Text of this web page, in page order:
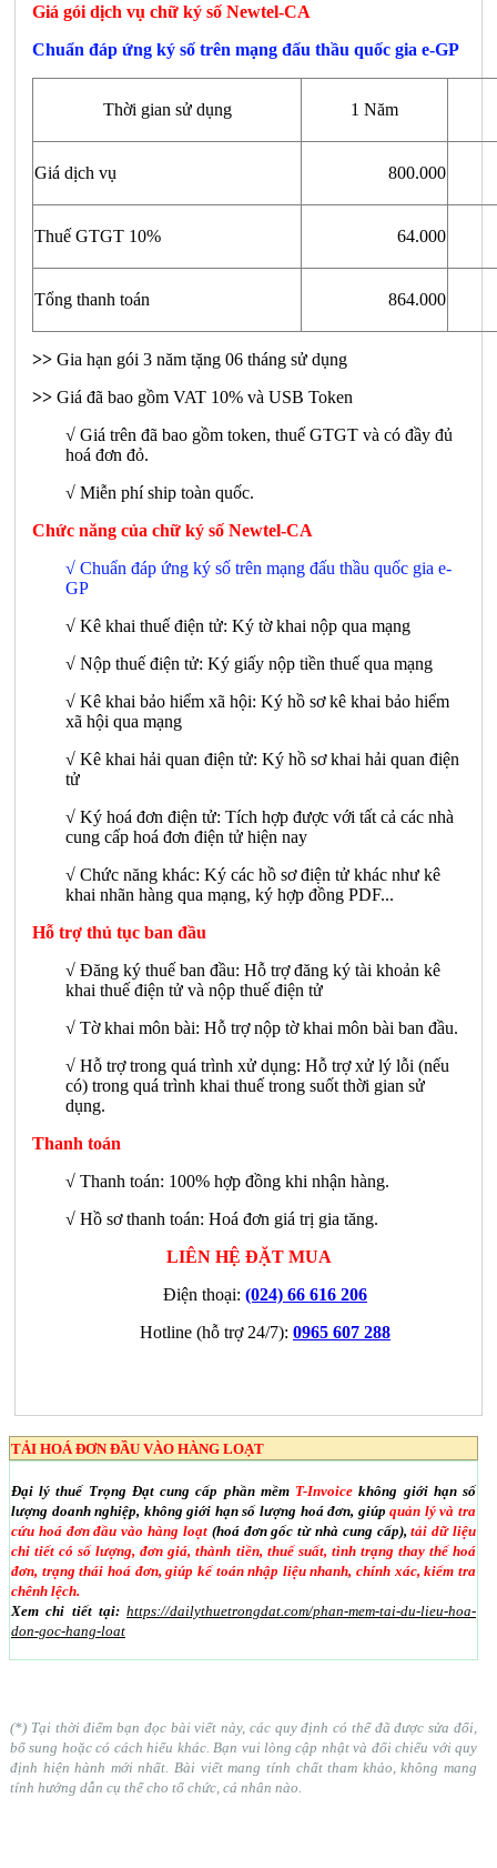
Giá gói dịch vụ chữ ký số Newtel-CA
Chuẩn đáp ứng ký số trên mạng đấu thầu quốc gia e-GP
Thời gian sử dụng 1 Năm
Giá dịch vụ 800.000
Thuế GTGT 10% 64.000
Tổng thanh toán 864.000
>> Gia hạn gói 3 năm tặng 06 tháng sử dụng
>> Giá đã bao gồm VAT 10% và USB Token
√ Giá trên đã bao gồm token, thuế GTGT và có đầy đủ
hoá đơn đỏ.
√ Miễn phí ship toàn quốc.
Chức năng của chữ ký số Newtel-CA
√ Chuẩn đáp ứng ký số trên mạng đấu thầu quốc gia e-
GP
√ Kê khai thuế điện tử: Ký tờ khai nộp qua mạng
√ Nộp thuế điện tử: Ký giấy nộp tiền thuế qua mạng
√ Kê khai bảo hiểm xã hội: Ký hồ sơ kê khai bảo hiểm
xã hội qua mạng
√ Kê khai hải quan điện tử: Ký hồ sơ khai hải quan điện
tử
√ Ký hoá đơn điện tử: Tích hợp được với tất cả các nhà
cung cấp hoá đơn điện tử hiện nay
√ Chức năng khác: Ký các hồ sơ điện tử khác như kê
khai nhãn hàng qua mạng, ký hợp đồng PDF...
Hỗ trợ thủ tục ban đầu
√ Đăng ký thuế ban đầu: Hỗ trợ đăng ký tài khoản kê
khai thuế điện tử và nộp thuế điện tử
√ Tờ khai môn bài: Hỗ trợ nộp tờ khai môn bài ban đầu.
√ Hỗ trợ trong quá trình xử dụng: Hỗ trợ xử lý lỗi (nếu
có) trong quá trình khai thuế trong suốt thời gian sử
dụng.
Thanh toán
√ Thanh toán: 100% hợp đồng khi nhận hàng.
√ Hồ sơ thanh toán: Hoá đơn giá trị gia tăng.
LIÊN HỆ ĐẶT MUA
Điện thoại: (024) 66 616 206
Hotline (hỗ trợ 24/7): 0965 607 288
TẢI HOÁ ĐƠN ĐẦU VÀO HÀNG LOẠT
Đại lý thuế Trọng Đạt cung cấp phần mềm T-Invoice không giới hạn số
lượng doanh nghiệp, không giới hạn số lượng hoá đơn, giúpquản lý và tra
cứu hoá đơn đầu vào hàng loạt(hoá đơn gốc từ nhà cung cấp),tải dữ liệu
chi tiết có số lượng, đơn giá, thành tiền, thuế suất, tình trạng thay thế hoá
đơn, trạng thái hoá đơn, giúp kế toán nhập liệu nhanh, chính xác, kiểm tra
chênh lệch.
Xem chi tiết tại: https://dailythuetrongdat.com/phan-mem-tai-du-lieu-hoa-
don-goc-hang-loat
(*) Tại thời điểm bạn đọc bài viết này, các quy định có thể đã được sửa đổi,
bổ sung hoặc có cách hiểu khác. Bạn vui lòng cập nhật và đối chiếu với quy
định hiện hành mới nhất. Bài viết mang tính chất tham khảo, không mang
tính hướng dẫn cụ thể cho tổ chức, cá nhân nào.